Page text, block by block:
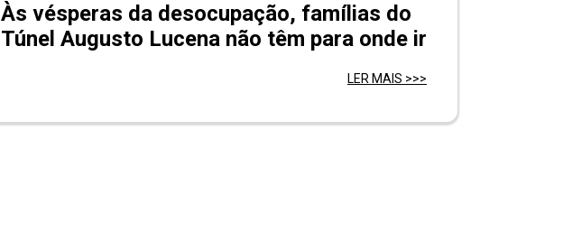
Às vésperas da desocupação, famílias do
Túnel Augusto Lucena não têm para onde ir
LER MAIS >>>